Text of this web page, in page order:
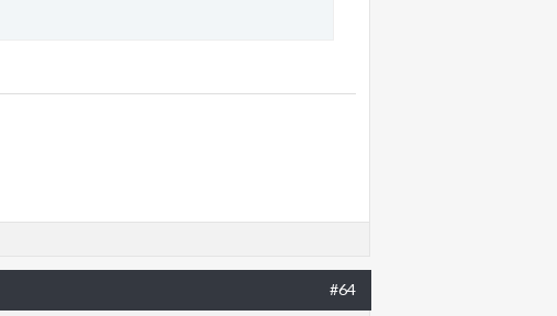
#64